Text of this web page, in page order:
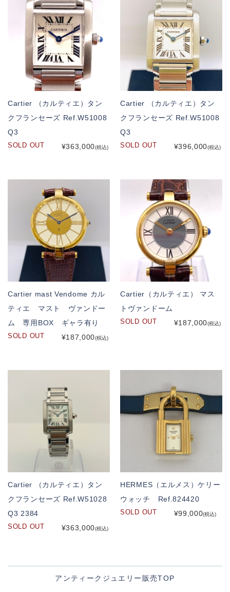
Cartier （カルティエ）タン
クフランセーズ Ref.W51008
Q3
SOLD OUT ¥363,000(税込)
Cartier （カルティエ）タン
クフランセーズ Ref.W51008
Q3
SOLD OUT ¥396,000(税込)
Cartier mast Vendome カル
ティエ マスト ヴァンドー
ム 専用BOX ギャラ有り
SOLD OUT ¥187,000(税込)
Cartier（カルティエ） マス
トヴァンドーム
SOLD OUT ¥187,000(税込)
Cartier （カルティエ）タン
クフランセーズ Ref.W51028
Q3 2384
SOLD OUT ¥363,000(税込)
HERMES（エルメス）ケリー
ウォッチ Ref.824420
SOLD OUT ¥99,000(税込)
アンティークジュエリー販売TOP